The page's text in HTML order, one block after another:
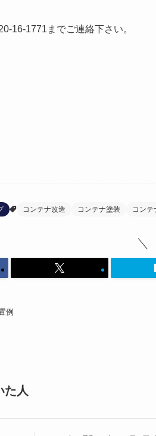
16-1771までご連絡下さい。
コンテナ改造 コンテナ塗装 コンテ
例
た人